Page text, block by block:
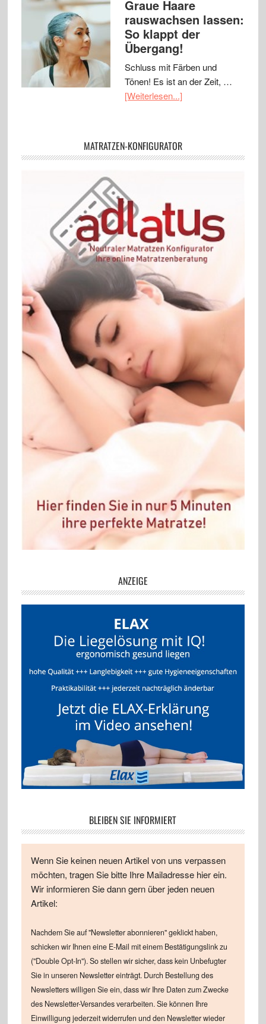
Graue Haare
rauswachsen lassen:
So klappt der
Übergang!
Schluss mit Färben und
Tönen! Es ist an der Zeit, …
[Weiterlesen...]
MATRATZEN-KONFIGURATOR
ANZEIGE
BLEIBEN SIE INFORMIERT
Wenn Sie keinen neuen Artikel von uns verpassen
möchten, tragen Sie bitte Ihre Mailadresse hier ein.
Wir informieren Sie dann gern über jeden neuen
Artikel:
Nachdem Sie auf "Newsletter abonnieren" geklickt haben,
schicken wir Ihnen eine E-Mail mit einem Bestätigungslink zu
("Double Opt-In"). So stellen wir sicher, dass kein Unbefugter
Sie in unseren Newsletter einträgt. Durch Bestellung des
Newsletters willigen Sie ein, dass wir Ihre Daten zum Zwecke
des Newsletter-Versandes verarbeiten. Sie können Ihre
Einwilligung jederzeit widerrufen und den Newsletter wieder